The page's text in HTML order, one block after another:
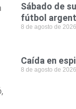
Sábado de
fútbol
8 de agosto de 2026
Caída en
8 de agosto de 2026